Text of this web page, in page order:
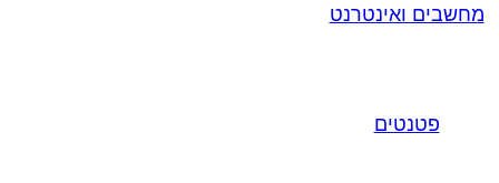
מחשבים ואינטרנט
פטנטים